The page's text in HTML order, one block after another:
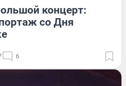
концерт:
со Дня
6